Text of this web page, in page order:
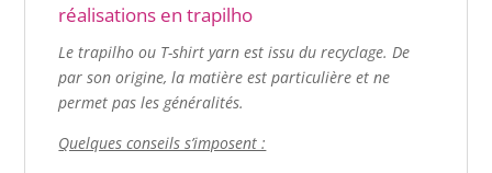
réalisations en trapilho
Le trapilho ou T-shirt yarn est issu du recyclage. De
par son origine, la matière est particulière et ne
permet pas les généralités.
Quelques conseils s’imposent :